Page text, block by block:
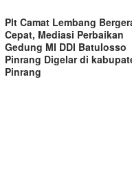
Plt Camat Lembang
Cepat, Mediasi Perbaikan
Gedung MI DDI Batulosso
Pinrang Digelar di
Pinrang